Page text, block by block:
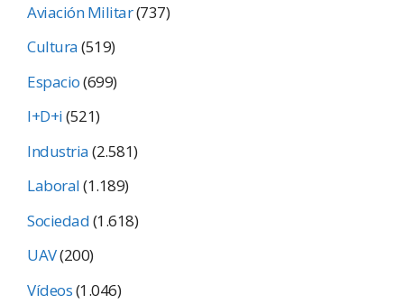
Aviación Militar(737)
Cultura(519)
Espacio(699)
I+D+i(521)
Industria(2.581)
Laboral(1.189)
Sociedad(1.618)
UAV(200)
Vídeos(1.046)